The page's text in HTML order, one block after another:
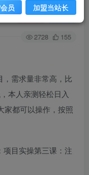
关注 私信
2728 155
，需求量非常高，比
本人亲测轻松日入
家都可以操作，按照
目实操第三课：注
员 加盟当站长